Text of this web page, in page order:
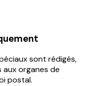
sont rédigés,
organes de
postal.